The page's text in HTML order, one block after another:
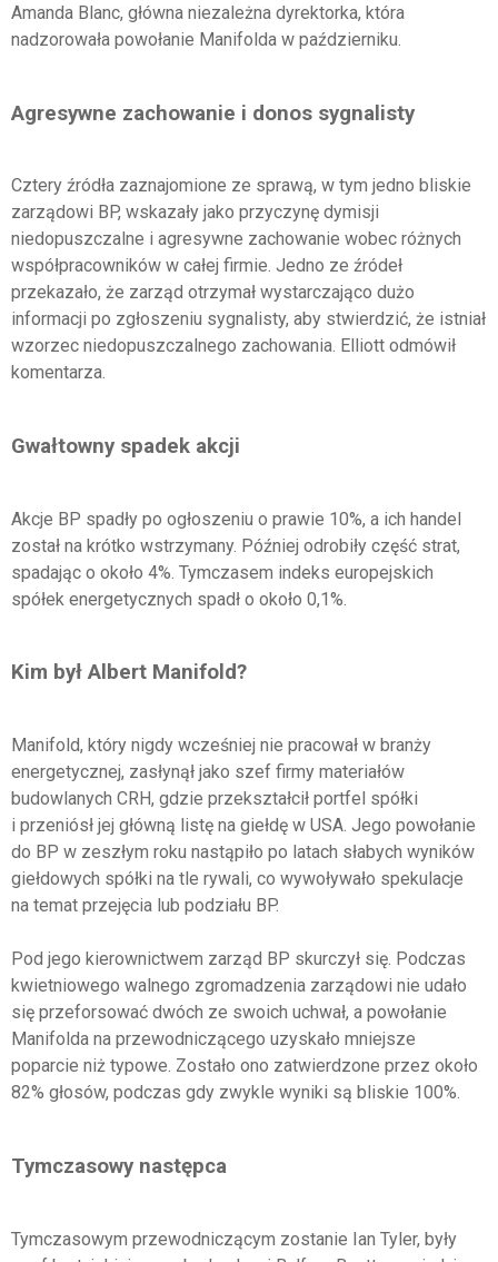
Amanda Blanc, główna niezależna dyrektorka, która
nadzorowała powołanie Manifolda w październiku.
Agresywne zachowanie i donos sygnalisty
Cztery źródła zaznajomione ze sprawą, w tym jedno bliskie
zarządowi BP, wskazały jako przyczynę dymisji
niedopuszczalne i agresywne zachowanie wobec różnych
współpracowników w całej firmie. Jedno ze źródeł
przekazało, że zarząd otrzymał wystarczająco dużo
informacji po zgłoszeniu sygnalisty, aby stwierdzić, że istniał
wzorzec niedopuszczalnego zachowania. Elliott odmówił
komentarza.
Gwałtowny spadek akcji
Akcje BP spadły po ogłoszeniu o prawie 10%, a ich handel
został na krótko wstrzymany. Później odrobiły część strat,
spadając o około 4%. Tymczasem indeks europejskich
spółek energetycznych spadł o około 0,1%.
Kim był Albert Manifold?
Manifold, który nigdy wcześniej nie pracował w branży
energetycznej, zasłynął jako szef firmy materiałów
budowlanych CRH, gdzie przekształcił portfel spółki
i przeniósł jej główną listę na giełdę w USA. Jego powołanie
do BP w zeszłym roku nastąpiło po latach słabych wyników
giełdowych spółki na tle rywali, co wywoływało spekulacje
na temat przejęcia lub podziału BP.
Pod jego kierownictwem zarząd BP skurczył się. Podczas
kwietniowego walnego zgromadzenia zarządowi nie udało
się przeforsować dwóch ze swoich uchwał, a powołanie
Manifolda na przewodniczącego uzyskało mniejsze
poparcie niż typowe. Zostało ono zatwierdzone przez około
82% głosów, podczas gdy zwykle wyniki są bliskie 100%.
Tymczasowy następca
Tymczasowym przewodniczącym zostanie Ian Tyler, były